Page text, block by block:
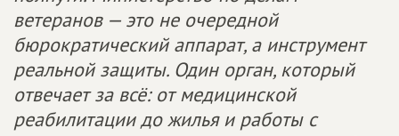
ветеранов — это не очередной
бюрократический аппарат, а инструмент
реальной защиты. Один орган, который
отвечает за всё: от медицинской
реабилитации до жилья и работы с